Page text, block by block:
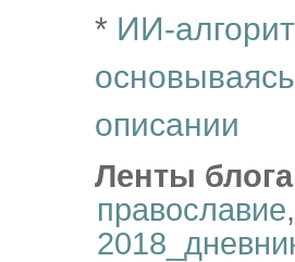
* ИИ-
описании
Ленты
православие